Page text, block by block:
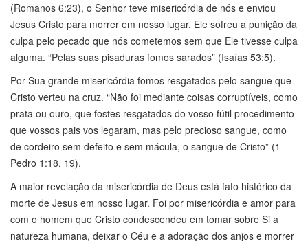
(Romanos 6:23), o Senhor teve misericórdia de nós e enviou
Jesus Cristo para morrer em nosso lugar. Ele sofreu a punição da
culpa pelo pecado que nós cometemos sem que Ele tivesse culpa
alguma. “Pelas suas pisaduras fomos sarados” (Isaías 53:5).
Por Sua grande misericórdia fomos resgatados pelo sangue que
Cristo verteu na cruz. “Não foi mediante coisas corruptíveis, como
prata ou ouro, que fostes resgatados do vosso fútil procedimento
que vossos pais vos legaram, mas pelo precioso sangue, como
de cordeiro sem defeito e sem mácula, o sangue de Cristo” (1
Pedro 1:18, 19).
A maior revelação da misericórdia de Deus está fato histórico da
morte de Jesus em nosso lugar. Foi por misericórdia e amor para
com o homem que Cristo condescendeu em tomar sobre Si a
natureza humana, deixar o Céu e a adoração dos anjos e morrer